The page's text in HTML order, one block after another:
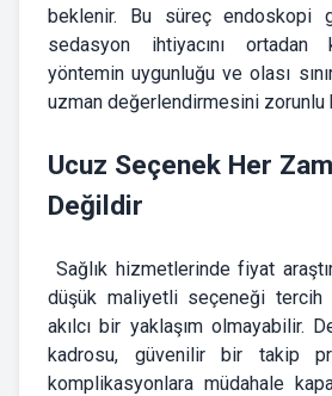
beklenir. Bu süreç endoskopi
sedasyon ihtiyacını ortadan
yöntemin uygunluğu ve olası
uzman değerlendirmesini zorunlu
Ucuz Seçenek Her
Değildir
Sağlık hizmetlerinde fiyat
düşük maliyetli seçeneği tercih
akılcı bir yaklaşım olmayabilir.
kadrosu, güvenilir bir takip
komplikasyonlara müdahale